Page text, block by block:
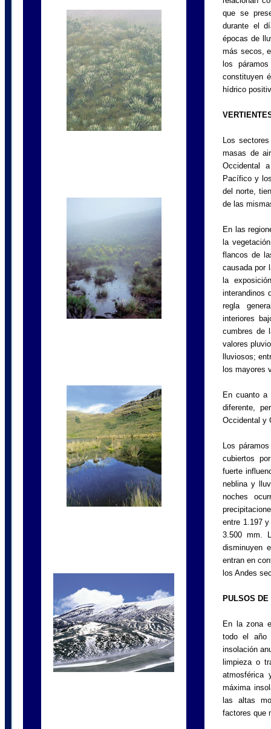
que se
durante el
épocas de
más secos,
los
constituyen
hídrico
Los
masas de
Occidental
Pacífico y
del norte,
de las
En las
la
flancos de
causada por
la
interandinos
regla
interiores
cumbres de
valores
lluviosos;
los mayores
En cuanto a
diferente,
Occidental y
Los
cubiertos
fuerte
neblina y
noches
entre 1.197
3.500 mm.
disminuyen
entran en
los Andes
PULSOS
En la zona
todo el año
insolación
limpieza o
atmosférica
máxima
las altas
factores que